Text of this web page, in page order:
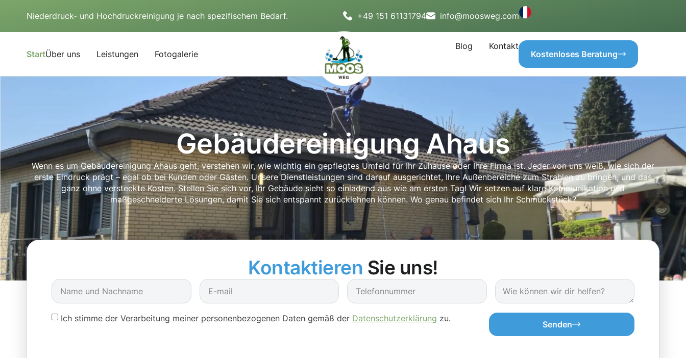
Niederdruck- und Hochdruckreinigung je nach spezifischem Bedarf. +49 151 61131794 info@moosweg.com
StartÜber uns Leistungen Fotogalerie
Blog
Kontakt
Kostenloses Beratung
Gebäudereinigung Ahaus
Wenn es um Gebäudereinigung Ahaus geht, verstehen wir, wie wichtig ein gepflegtes Umfeld für Ihr Zuhause oder Ihre Firma ist. Jeder von uns weiß, wie sich der
erste Eindruck prägt – egal ob bei Kunden oder Gästen. Unsere Dienstleistungen sind darauf ausgerichtet, Ihre Außenbereiche zum Strahlen zu bringen, und das
ganz ohne versteckte Kosten. Stellen Sie sich vor, Ihr Gebäude sieht so einladend aus wie am ersten Tag! Wir setzen auf klare Kommunikation und
maßgeschneiderte Lösungen, damit Sie sich entspannt zurücklehnen können. Wo genau befindet sich Ihr Schmuckstück?
Kontaktieren Sie uns!
Ich stimme der Verarbeitung meiner personenbezogenen Daten gemäß der Datenschutzerklärung zu.
Senden